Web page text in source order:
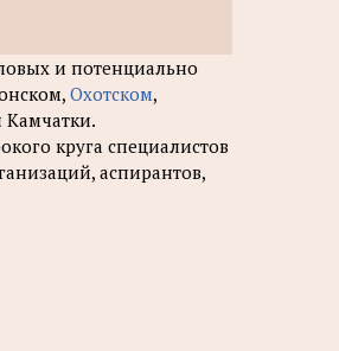
и потенциально
Охотском,
Камчатки.
круга специалистов
аспирантов,